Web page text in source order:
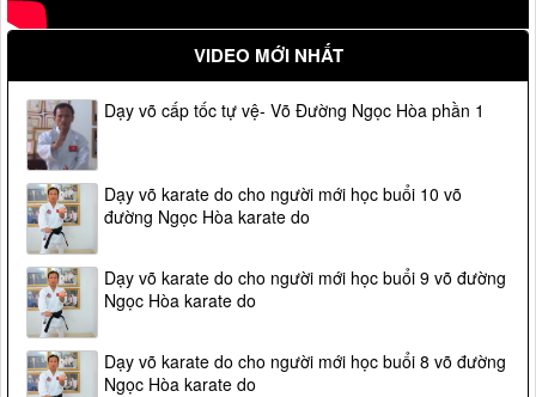
VIDEO MỚI NHẤT
Dạy võ cấp tốc tự vệ- Võ Đường Ngọc Hòa phần 1
Dạy võ karate do cho người mới học buổi 10 võ
đường Ngọc Hòa karate do
Dạy võ karate do cho người mới học buổi 9 võ đường
Ngọc Hòa karate do
Dạy võ karate do cho người mới học buổi 8 võ đường
Ngọc Hòa karate do